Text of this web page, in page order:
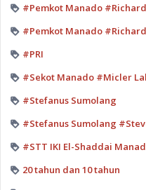
#Pemkot Manado
#Pemkot Manado
#PRI
#Sekot Manado #Micler
#Stefanus Sumolang
#Stefanus Sumolang
#STT IKI El-Shaddai
20 tahun dan 10 tahun